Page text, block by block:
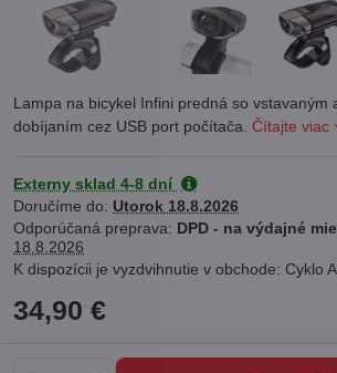
Lampa na bicykel Infini predná so vstavaným
dobíjaním cez USB port počítača. Čítajte viac
Externy sklad 4-8 dní
Doručíme do: Utorok 18.8.2026
DPD - na výdajné
18.8.2026
Cyklo
34,90 €